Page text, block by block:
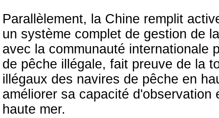
Parallèlement, la Chine remplit
un système complet de gestion de
avec la communauté internationale
de pêche illégale, fait preuve de la
illégaux des navires de pêche en
améliorer sa capacité
haute mer.